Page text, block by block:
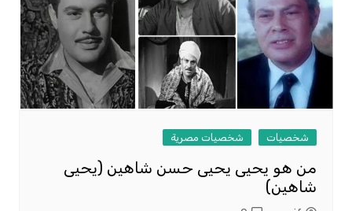
شخصيات شخصيات مصرية
من هو يحيى يحيى حسن شاهين (يحيى
شاهين)